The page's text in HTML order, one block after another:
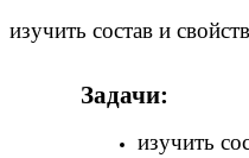
изучить состав и
Задачи:
изучить